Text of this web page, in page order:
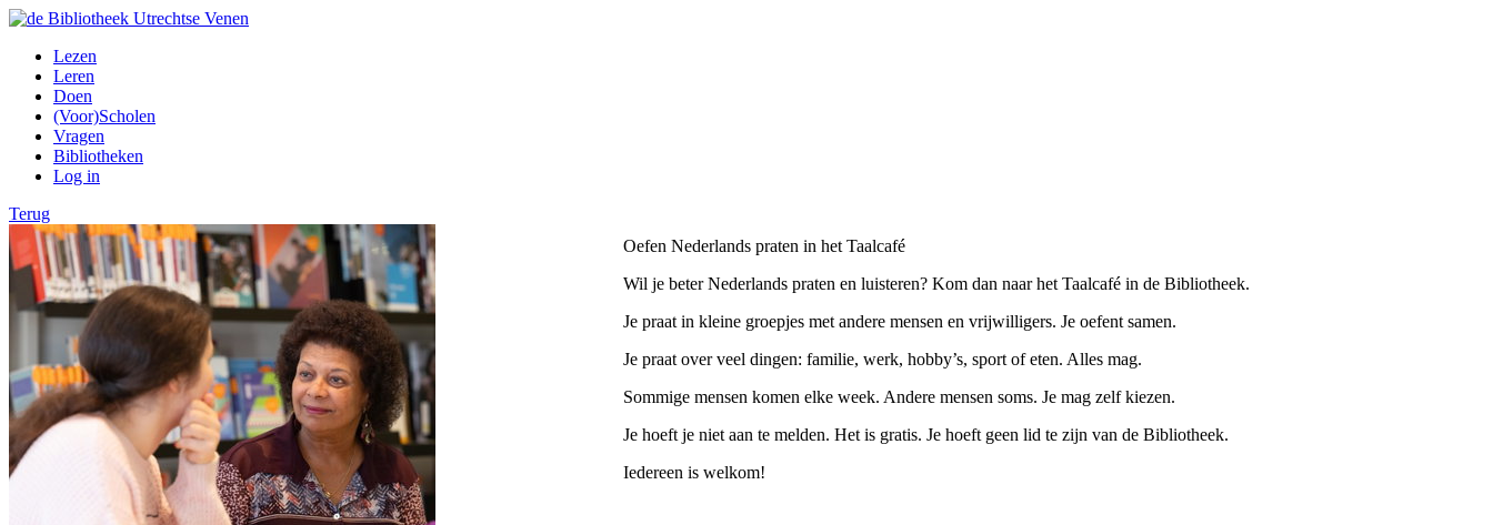
Lezen
Leren
Doen
(Voor)Scholen
Vragen
Bibliotheken
Log in
Terug
Oefen Nederlands praten in het Taalcafé
Wil je beter Nederlands praten en luisteren? Kom dan naar het Taalcafé in de Bibliotheek.
Je praat in kleine groepjes met andere mensen en vrijwilligers. Je oefent samen.
Je praat over veel dingen: familie, werk, hobby’s, sport of eten. Alles mag.
Sommige mensen komen elke week. Andere mensen soms. Je mag zelf kiezen.
Je hoeft je niet aan te melden. Het is gratis. Je hoeft geen lid te zijn van de Bibliotheek.
Iedereen is welkom!